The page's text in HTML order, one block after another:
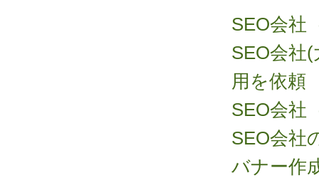
SEO会社
SEO会社
用を依頼
SEO会社
SEO会社
バナー作